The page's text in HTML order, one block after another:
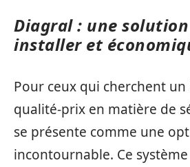
Diagral : une
installer et
Pour ceux qui cherchent
qualité-prix en matière de
se présente comme une
incontournable. Ce